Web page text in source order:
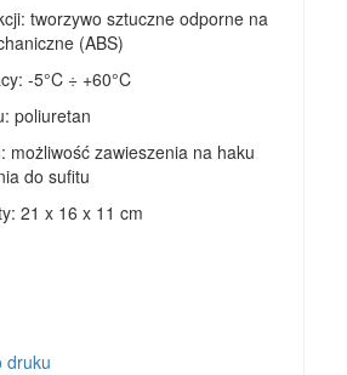
tworzywo sztuczne odporne na
(ABS)
-5°C ÷ +60°C
poliuretan
możliwość zawieszenia na haku
do sufitu
21 x 16 x 11 cm
druku